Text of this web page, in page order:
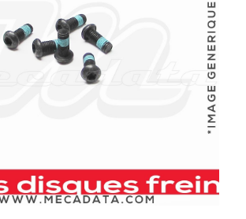
Parcourir tous les véhicules
Sa marque...